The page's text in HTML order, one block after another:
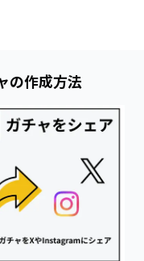
の作成方法